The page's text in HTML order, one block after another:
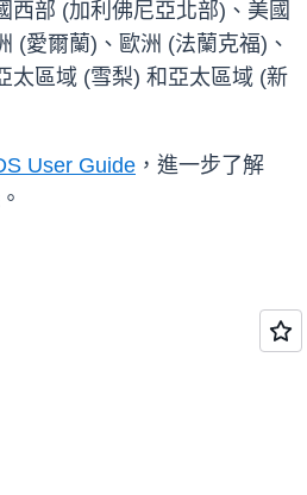
西部 (加利佛尼亞北部)、美國
(愛爾蘭)、歐洲 (法蘭克福)、
太區域 (雪梨) 和亞太區域 (新
User Guide ，進一步了解